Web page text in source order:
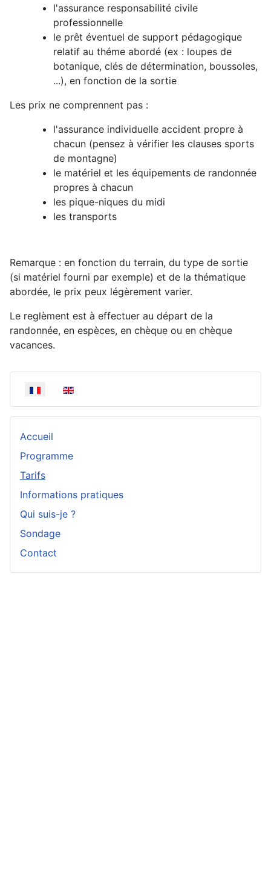
l'assurance responsabilité civile
professionnelle
le prêt éventuel de support pédagogique
relatif au théme abordé (ex : loupes de
botanique, clés de détermination, boussoles,
...), en fonction de la sortie
Les prix ne comprennent pas :
l'assurance individuelle accident propre à
chacun (pensez à vérifier les clauses sports
de montagne)
le matériel et les équipements de randonnée
propres à chacun
les pique-niques du midi
les transports
Remarque : en fonction du terrain, du type de sortie
(si matériel fourni par exemple) et de la thématique
abordée, le prix peux légèrement varier.
Le reglèment est à effectuer au départ de la
randonnée, en espèces, en chèque ou en chèque
vacances.
Sélectionnez votre langue
Accueil
Programme
Tarifs
Informations pratiques
Qui suis-je ?
Sondage
Contact